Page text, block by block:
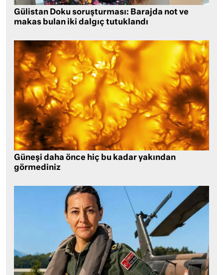
Gülistan Doku soruşturması: Barajda not ve
makas bulan iki dalgıç tutuklandı
Güneşi daha önce hiç bu kadar yakından
görmediniz